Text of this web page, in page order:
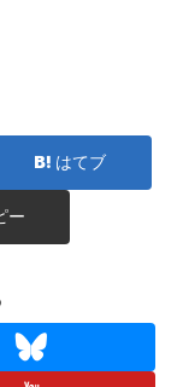
はてブ
ー